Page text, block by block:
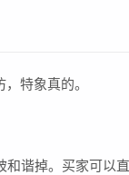
特象真的。
和谐掉。买家可以直